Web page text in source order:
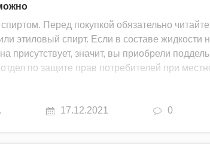
Перед покупкой обязательно читайте
этиловый спирт. Если в составе жидкости
присутствует, значит, вы приобрели
по защите прав потребителей при
17.12.2021 0